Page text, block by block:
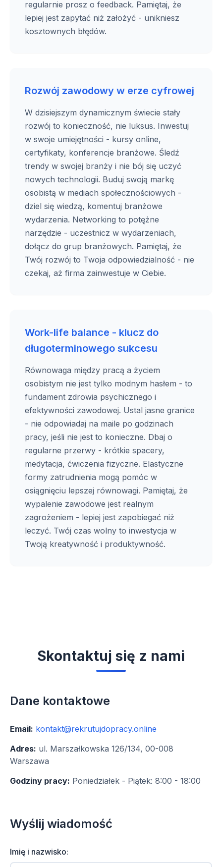
regularnie prosz o feedback. Pamiętaj, że
lepiej jest zapytać niż założyć - unikniesz
kosztownych błędów.
Rozwój zawodowy w erze cyfrowej
W dzisiejszym dynamicznym świecie stały
rozwój to konieczność, nie luksus. Inwestuj
w swoje umiejętności - kursy online,
certyfikaty, konferencje branżowe. Śledź
trendy w swojej branży i nie bój się uczyć
nowych technologii. Buduj swoją markę
osobistą w mediach społecznościowych -
dziel się wiedzą, komentuj branżowe
wydarzenia. Networking to potężne
narzędzie - uczestnicz w wydarzeniach,
dołącz do grup branżowych. Pamiętaj, że
Twój rozwój to Twoja odpowiedzialność - nie
czekaj, aż firma zainwestuje w Ciebie.
Work-life balance - klucz do
długoterminowego sukcesu
Równowaga między pracą a życiem
osobistym nie jest tylko modnym hasłem - to
fundament zdrowia psychicznego i
efektywności zawodowej. Ustal jasne granice
- nie odpowiadaj na maile po godzinach
pracy, jeśli nie jest to konieczne. Dbaj o
regularne przerwy - krótkie spacery,
medytacja, ćwiczenia fizyczne. Elastyczne
formy zatrudnienia mogą pomóc w
osiągnięciu lepszej równowagi. Pamiętaj, że
wypalenie zawodowe jest realnym
zagrożeniem - lepiej jest zapobiegać niż
leczyć. Twój czas wolny to inwestycja w
Twoją kreatywność i produktywność.
Skontaktuj się z nami
Dane kontaktowe
Email: kontakt@rekrutujdopracy.online
Adres: ul. Marszałkowska 126/134, 00-008
Warszawa
Godziny pracy: Poniedziałek - Piątek: 8:00 - 18:00
Wyślij wiadomość
Imię i nazwisko: